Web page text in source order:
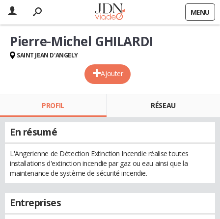
MENU
Ajouter
Pierre-Michel GHILARDI
SAINT JEAN D'ANGELY
PROFIL RÉSEAU
En résumé
L'Angerienne de Détection Extinction Incendie réalise toutes
installations d'extinction incendie par gaz ou eau ainsi que la
maintenance de système de sécurité incendie.
Entreprises